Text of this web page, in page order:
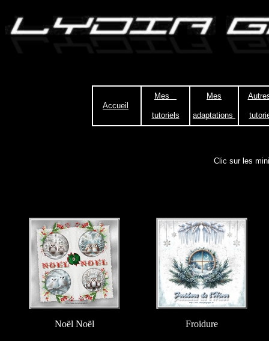
Accueil
Mes
tutoriels
Mes
adaptations
Clic sur les
Noël Noël Froidure